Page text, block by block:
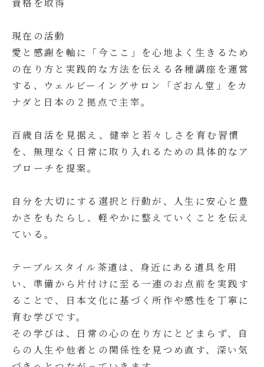
現在の活動
愛と感謝を軸に「今ここ」を心地よく生きるため
の在り方と実践的な方法を伝える各種講座を運営
する、ウェルビーイングサロン「ざおん堂」をカ
ナダと日本の２拠点で主宰。
百歳自活を見据え、健幸と若々しさを育む習慣
を、無理なく日常に取り入れるための具体的なア
プローチを提案。
自分を大切にする選択と行動が、人生に安心と豊
かさをもたらし、軽やかに整えていくことを伝え
ている。
テーブルスタイル茶道は、身近にある道具を用
い、準備から片付けに至る一連のお点前を実践す
ることで、日本文化に基づく所作や感性を丁寧に
育む学びです。
その学びは、日常の心の在り方にとどまらず、自
らの人生や他者との関係性を見つめ直す、深い気